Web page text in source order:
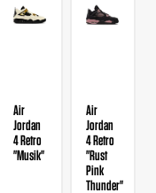
Air
Jordan
4 Retro
"Musik"
Air
Jordan
4 Retro
"Rust
Pink
Thunder"